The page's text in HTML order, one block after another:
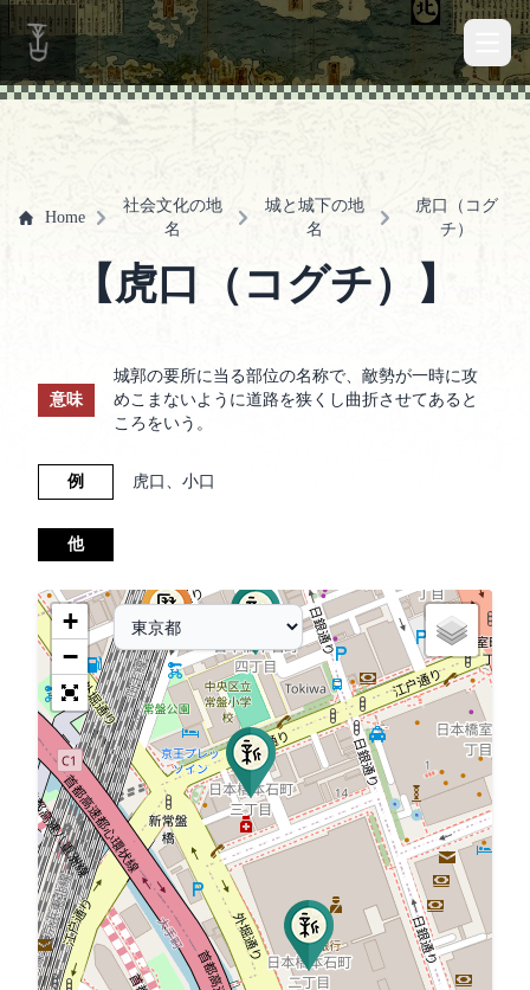
Home
社会文化の地
名
城と城下の地
名
虎口（コグ
チ）
【虎口（コグチ）】
意味
城郭の要所に当る部位の名称で、敵勢が一時に攻
めこまないように道路を狭くし曲折させてあると
ころをいう。
例 虎口、小口
他
+
−